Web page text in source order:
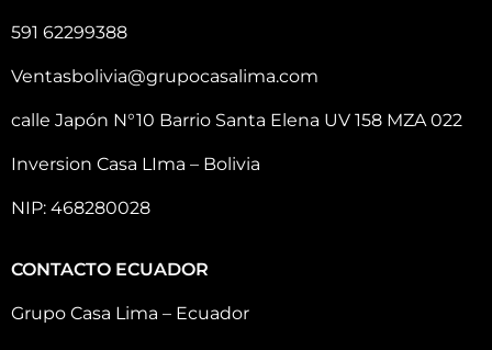
591 62299388
Ventasbolivia@grupocasalima.com
calle Japón N°10 Barrio Santa Elena UV 158 MZA 022
Inversion Casa LIma – Bolivia
NIP: 468280028
CONTACTO ECUADOR
Grupo Casa Lima – Ecuador